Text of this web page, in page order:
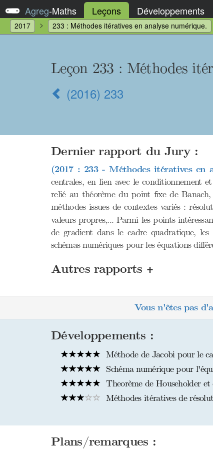
Agreg-Maths Leçons Développements
2017 233 : Méthodes itératives en analyse numérique.
Leçon 233 : Méthodes
(2016) 233
Dernier rapport du Jury :
(2017 : 233 - Méthodes itératives en
centrales, en lien avec le conditionnement
relié au théorème du point fixe de
méthodes issues de contextes variés :
valeurs propres,... Parmi les points
de gradient dans le cadre quadratique,
schémas numériques pour les équations
Autres rapports +
Vous n'êtes pas
Développements :
Méthode de Jacobi pour le
Schéma numérique pour
Theorème de Householder et
Méthodes itératives de
Plans/remarques :